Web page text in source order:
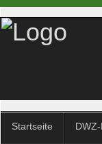
Startseite